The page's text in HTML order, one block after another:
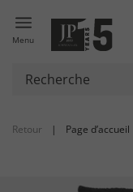
Menu
Retour | Page d’accueil